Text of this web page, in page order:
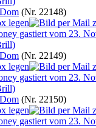
(Nr. 22148)
(Nr. 22149)
(Nr. 22150)